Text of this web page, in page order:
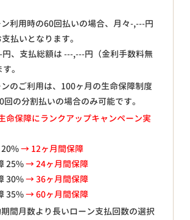
利用時の60回払いの場合、月々-,---円
払いとなります。
円、支払総額は---,---円（金利手数料無
。
のご利用は、100ヶ月の生命保障制度
回の分割払いの場合のみ可能です。
命保障にランクアップキャンペーン実
20%→ 12ヶ月間保障
25%→ 24ヶ月間保障
30%→ 36ヶ月間保障
35%→ 60ヶ月間保障
間月数より長いローン支払回数の選択